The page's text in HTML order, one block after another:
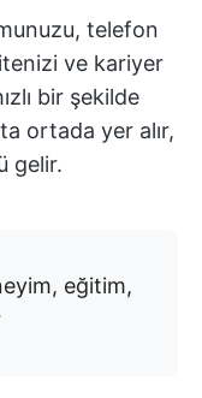
telefon
ve kariyer
bir şekilde
ortada yer alır,
gelir.
eğitim,